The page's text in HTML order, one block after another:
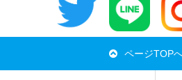
ページTOP